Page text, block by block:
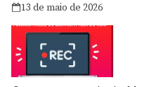
13 de maio de 2026